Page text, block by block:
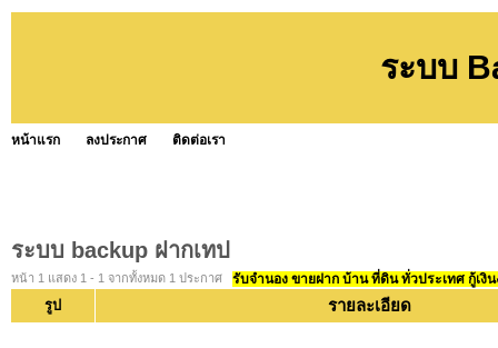
ระบบ
หน้าแรก ลงประกาศ ติดต่อเรา
ระบบ backup ฝากเทป
หน้า 1 แสดง 1 - 1 จากทั้งหมด 1 ประกาศ รับจำนอง ขายฝาก บ้าน ที่ดิน ทั่วประเทศ กู้เงิ
รูป รายละเอียด